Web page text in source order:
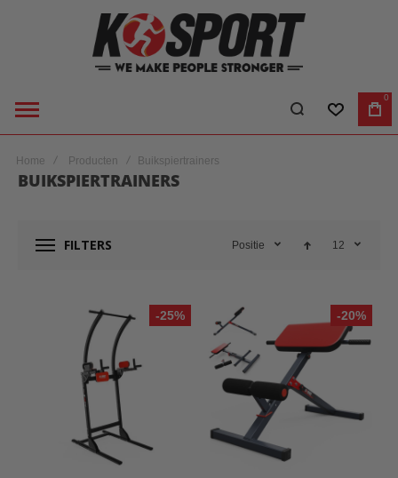
0
Home Producten Buikspiertrainers
BUIKSPIERTRAINERS
FILTERS Positie 12
-25% -20%